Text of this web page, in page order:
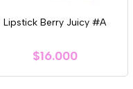
Lipstick Berry Juicy #A
$16.000